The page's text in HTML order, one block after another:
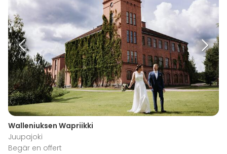
Walleniuksen Wapriikki
Juupajoki
Begär en offert